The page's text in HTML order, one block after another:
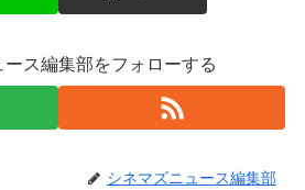
ース編集部をフォローする
シネマズニュース編集部